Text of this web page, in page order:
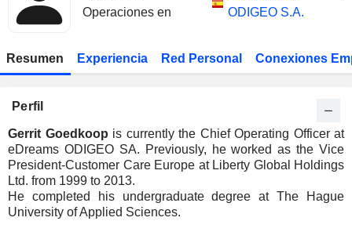
Operaciones en
ODIGEO S.A.
Resumen Experiencia Red Personal Conexiones
Perfil
Gerrit Goedkoop is currently the Chief Operating Officer at
eDreams ODIGEO SA. Previously, he worked as the Vice
President-Customer Care Europe at Liberty Global Holdings
Ltd. from 1999 to 2013.
He completed his undergraduate degree at The Hague
University of Applied Sciences.